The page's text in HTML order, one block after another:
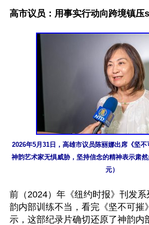
高市议员：用事实行动向跨境镇压
2026年5月31日，高雄市议员陈丽娜出席《坚
神韵艺术家无惧威胁，坚持信念的精神表示肃
元）
前（2024）年《纽约时报》刊发
韵内部训练不当，看完《坚不可摧
示，这部纪录片确切还原了神韵内